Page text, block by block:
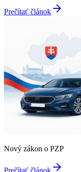
Prečítať článok
Nový zákon o PZP
Prečítať článok